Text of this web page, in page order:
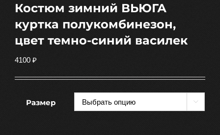
Костюм зимний ВЬЮГА
куртка полукомбинезон,
цвет темно-синий василек
4100 ₽
Размер 